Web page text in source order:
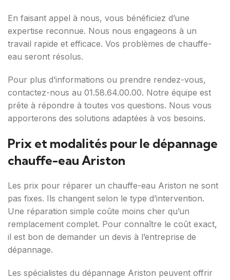
En faisant appel à nous, vous bénéficiez d’une
expertise reconnue. Nous nous engageons à un
travail rapide et efficace. Vos problèmes de chauffe-
eau seront résolus.
Pour plus d’informations ou prendre rendez-vous,
contactez-nous au 01.58.64.00.00. Notre équipe est
prête à répondre à toutes vos questions. Nous vous
apporterons des solutions adaptées à vos besoins.
Prix et modalités pour le dépannage
chauffe-eau Ariston
Les prix pour réparer un chauffe-eau Ariston ne sont
pas fixes. Ils changent selon le type d’intervention.
Une réparation simple coûte moins cher qu’un
remplacement complet. Pour connaître le coût exact,
il est bon de demander un devis à l’entreprise de
dépannage.
Les spécialistes du dépannage Ariston peuvent offrir